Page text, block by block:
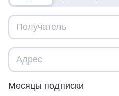
Месяцы подписки